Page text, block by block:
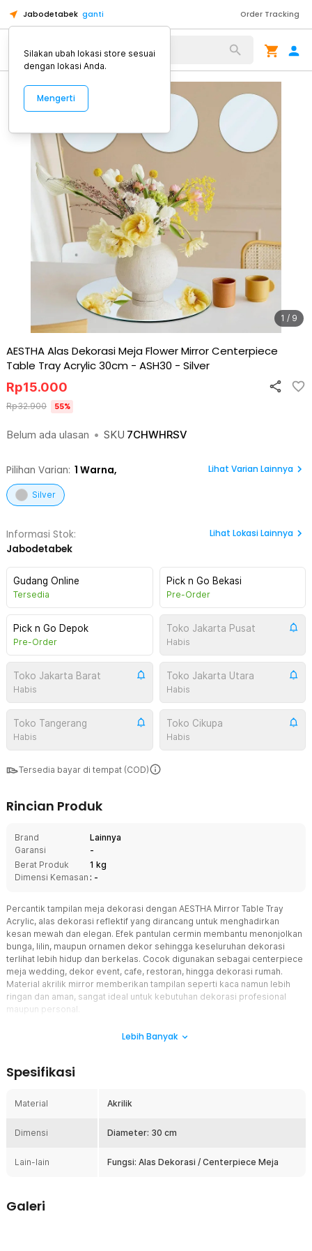
Jabodetabek ganti Order Tracking
Alat Kopi
1 / 9
AESTHA Alas Dekorasi Meja Flower Mirror Centerpiece
Table Tray Acrylic 30cm - ASH30 - Silver
Belum ada ulasan • SKU 7CHWHRSV
Rp15.000
Rp32.900 55%
Pilihan Varian: 1 Warna, Lihat Varian Lainnya
Silver
Informasi Stok:
Jabodetabek
Lihat Lokasi Lainnya
Gudang Online
Tersedia
Pick n Go Bekasi
Pre-Order
Pick n Go Depok
Pre-Order
Toko Jakarta Pusat
Habis
Toko Jakarta Barat
Habis
Toko Jakarta Utara
Habis
Toko Tangerang
Habis
Toko Cikupa
Habis
Tersedia bayar di tempat (COD)
Rincian Produk
Brand
Lainnya
Garansi
-
Berat Produk
1 kg
Dimensi Kemasan : -
Percantik tampilan meja dekorasi dengan AESTHA Mirror Table Tray
Acrylic, alas dekorasi reflektif yang dirancang untuk menghadirkan
kesan mewah dan elegan. Efek pantulan cermin membantu menonjolkan
bunga, lilin, maupun ornamen dekor sehingga keseluruhan dekorasi
terlihat lebih hidup dan berkelas. Cocok digunakan sebagai centerpiece
meja wedding, dekor event, cafe, restoran, hingga dekorasi rumah.
Material akrilik mirror memberikan tampilan seperti kaca namun lebih
ringan dan aman, sangat ideal untuk kebutuhan dekorasi profesional
maupun personal.
Permukaan reflektif berfungsi memantulkan cahaya dan elemen
terang. Efek cermin ini sangat membantu memperkuat visual
event premium sebagai alas centerpiece.
Alas dekorasi ini dapat digunakan untuk berbagai kebutuhan, mulai
menyesuaikan konsep rustic, minimalis, modern, hingga luxury.
Lebih Banyak
Spesifikasi
Material Akrilik
Dimensi Diameter: 30 cm
Lain-lain Fungsi: Alas Dekorasi / Centerpiece Meja
Galeri
Silakan ubah lokasi store sesuai
dengan lokasi Anda.
Mengerti